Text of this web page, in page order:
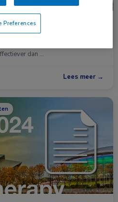
effectief, maar (nog) niet
dan …
Lees meer →
Preferences